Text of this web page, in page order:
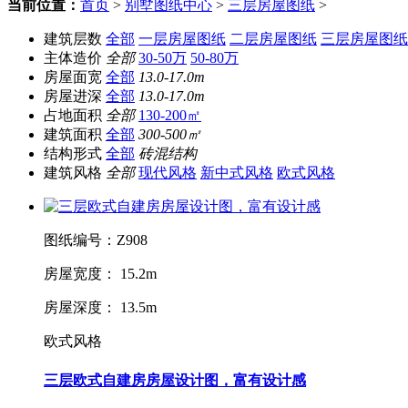
当前位置： 首页 > 别墅图纸中心 > 三层房屋图纸 >
建筑层数 全部 一层房屋图纸 二层房屋图纸 三层房屋图纸
主体造价 全部 30-50万 50-80万
房屋面宽 全部 13.0-17.0m
房屋进深 全部 13.0-17.0m
占地面积 全部 130-200㎡
建筑面积 全部 300-500㎡
结构形式 全部 砖混结构
建筑风格 全部 现代风格 新中式风格 欧式风格
图纸编号：Z908
房屋宽度： 15.2m
房屋深度： 13.5m
欧式风格
三层欧式自建房房屋设计图，富有设计感